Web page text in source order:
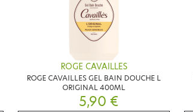
ROGE CAVAILLES
ROGE CAVAILLES GEL BAIN DOUCHE L
ORIGINAL 400ML
5,90 €